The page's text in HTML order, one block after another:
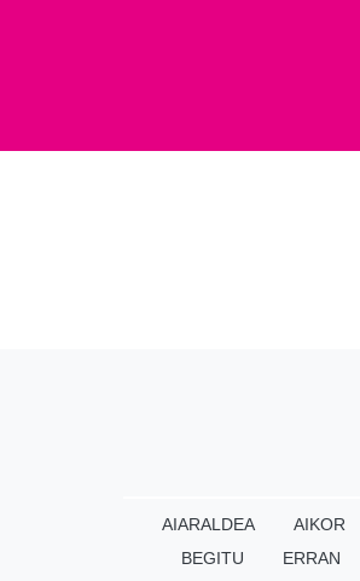
AIARALDEA AIKOR
BEGITU
ERRAN